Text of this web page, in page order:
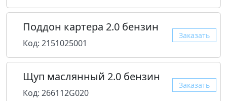
Поддон картера 2.0 бензин
Код: 2151025001
Заказать
Щуп маслянный 2.0 бензин
Код: 266112G020
Заказать